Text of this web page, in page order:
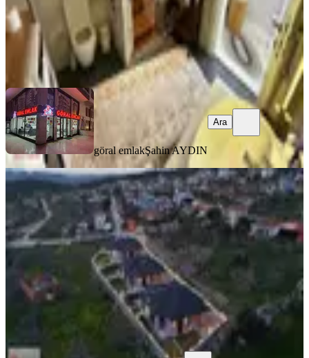
göral emlak Şahin AYDIN
göral emlakŞahin AYDIN
Ara
SİTE İÇİ
Çamlıca Gold Sitesinde Satılık Ultra
Lüx Villa
Yunusemre, Çamlıca Mahallesi
3+1·145 m²·11.07.2026
8.750.000 ₺
Ata Elegelmez